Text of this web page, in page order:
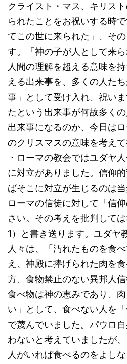
クライスト・マス、キリス
られたことをお祝いする時
てこの世に来られた」、そ
す。「神の子が人として来
人間の理解を超える意味を
える出来事を、多くの人た
事」として受け入れ、祝い
たという出来事が何故多く
出来事になるのか、今日は
のクリスマスの意味を考えて
・ローマの教会ではユダヤ
に対立がありました。信仰
ばそこに対立が生じるのは
ローマの信徒に対して「信
さい。その考えを批判して
1）と書き送ります。ユダヤ
人々は、「汚れたものを食
え、神殿に捧げられた肉を
方、食物禁止のない異邦人
食べ物は神の恵みであり、
い」として、食べない人を
で蔑んでいました。パウロ
わないと考えていましたが
人がいれば食べるのをよし